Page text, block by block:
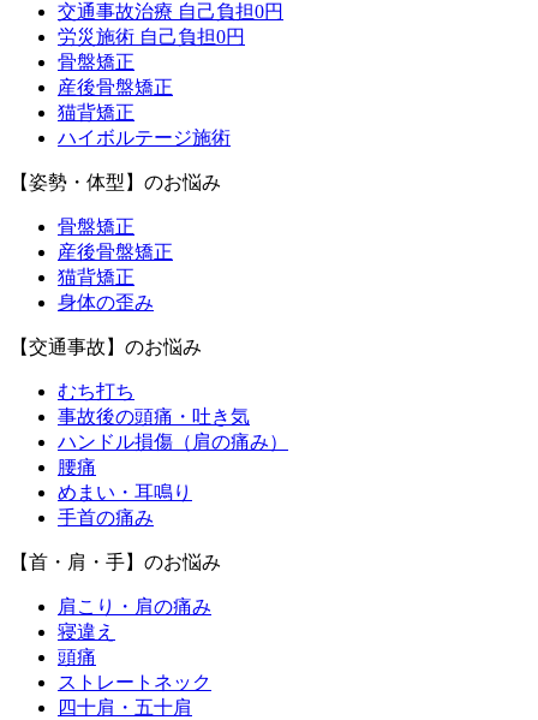
交通事故治療 自己負担0円
労災施術 自己負担0円
骨盤矯正
産後骨盤矯正
猫背矯正
ハイボルテージ施術
【姿勢・体型】のお悩み
骨盤矯正
産後骨盤矯正
猫背矯正
身体の歪み
【交通事故】のお悩み
むち打ち
事故後の頭痛・吐き気
ハンドル損傷（肩の痛み）
腰痛
めまい・耳鳴り
手首の痛み
【首・肩・手】のお悩み
肩こり・肩の痛み
寝違え
頭痛
ストレートネック
四十肩・五十肩